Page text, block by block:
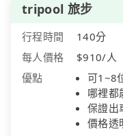
tripool 旅步
行程時間
140分
每人價格
$910/人
優點
可1~8
哪裡都
保證出
價格透